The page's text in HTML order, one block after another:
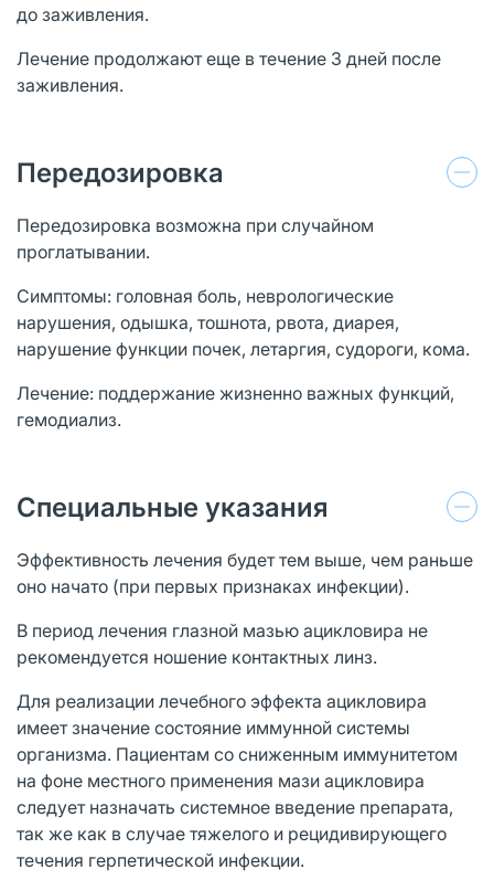
до заживления.
Лечение продолжают еще в течение 3 дней после
заживления.
Передозировка
Передозировка возможна при случайном
проглатывании.
Симптомы: головная боль, неврологические
нарушения, одышка, тошнота, рвота, диарея,
нарушение функции почек, летаргия, судороги, кома.
Лечение: поддержание жизненно важных функций,
гемодиализ.
Специальные указания
Эффективность лечения будет тем выше, чем раньше
оно начато (при первых признаках инфекции).
В период лечения глазной мазью ацикловира не
рекомендуется ношение контактных линз.
Для реализации лечебного эффекта ацикловира
имеет значение состояние иммунной системы
организма. Пациентам со сниженным иммунитетом
на фоне местного применения мази ацикловира
следует назначать системное введение препарата,
так же как в случае тяжелого и рецидивирующего
течения герпетической инфекции.